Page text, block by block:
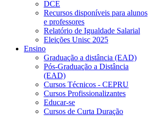
DCE
Recursos disponíveis para alunos
e professores
Relatório de Igualdade Salarial
Eleições Unisc 2025
Ensino
Graduação a distância (EAD)
Pós-Graduação a Distância
(EAD)
Cursos Técnicos - CEPRU
Cursos Profissionalizantes
Educar-se
Cursos de Curta Duração